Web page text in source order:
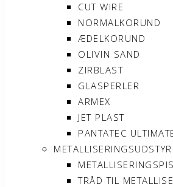
CUT WIRE
NORMALKORUND
ÆDELKORUND
OLIVIN SAND
ZIRBLAST
GLASPERLER
ARMEX
JET PLAST
PANTATEC
METALLISERINGSUDSTYR
TRÅD TIL